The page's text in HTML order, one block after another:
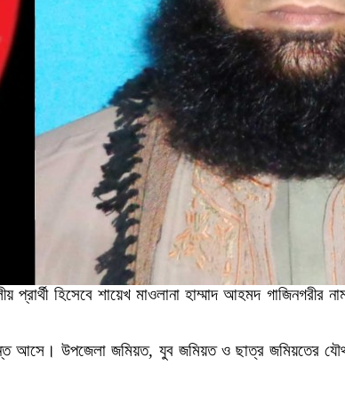
হিসেবে শায়েখ মাওলানা হাম্মাদ আহমদ গাজিনগরীর
আসে। উপজেলা জমিয়ত, যুব জমিয়ত ও ছাত্র জমিয়তের